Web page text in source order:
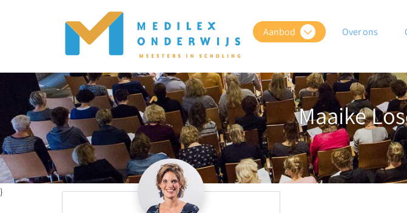
Aanbod Over ons
Maaike
}